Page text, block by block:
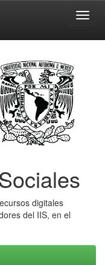
digitales
del IIS, en el